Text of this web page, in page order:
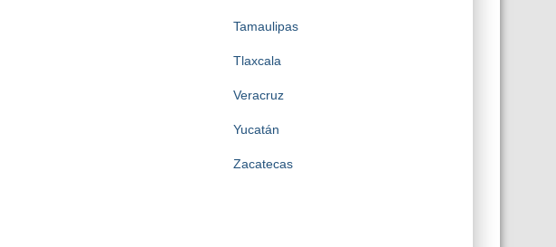
Tamaulipas
Tlaxcala
Veracruz
Yucatán
Zacatecas